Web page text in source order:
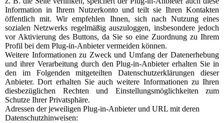
Information in Ihrem Nutzerkonto und teilt sie Ihren Kontakten
öffentlich mit. Wir empfehlen Ihnen, sich nach Nutzung eines
sozialen Netzwerks regelmäßig auszuloggen, insbesondere jedoch
vor Aktivierung des Buttons, da Sie so eine Zuordnung zu Ihrem
Profil bei dem Plug-in-Anbieter vermeiden können.
Weitere Informationen zu Zweck und Umfang der Datenerhebung
und ihrer Verarbeitung durch den Plug-in-Anbieter erhalten Sie in
den im Folgenden mitgeteilten Datenschutzerklärungen dieser
Anbieter. Dort erhalten Sie auch weitere Informationen zu Ihren
diesbezüglichen Rechten und Einstellungsmöglichkeiten zum
Schutze Ihrer Privatsphäre.
Adressen der jeweiligen Plug-in-Anbieter und URL mit deren
Datenschutzhinweisen: